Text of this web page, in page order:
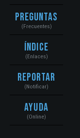
Preguntas
(Frecuentes)
Índice
(Enlaces)
Reportar
(Notificar)
Ayuda
(Online)